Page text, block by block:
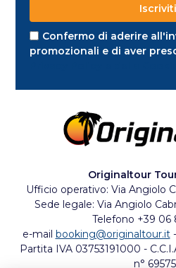
Confermo di aderire
promozionali e di aver
Originaltour
Ufficio operativo: Via Angiolo
Sede legale: Via Angiolo
Telefono +39 06
e-mail booking@originaltour.it
Partita IVA 03753191000 -
n°